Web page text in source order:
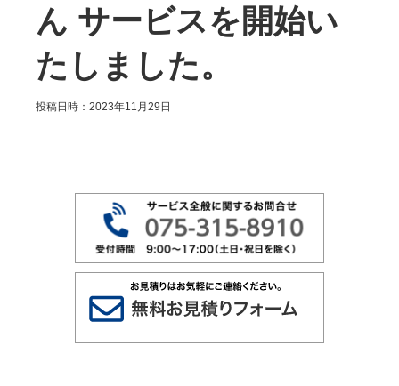
ん サービスを開始い
たしました。
投稿日時：2023年11月29日